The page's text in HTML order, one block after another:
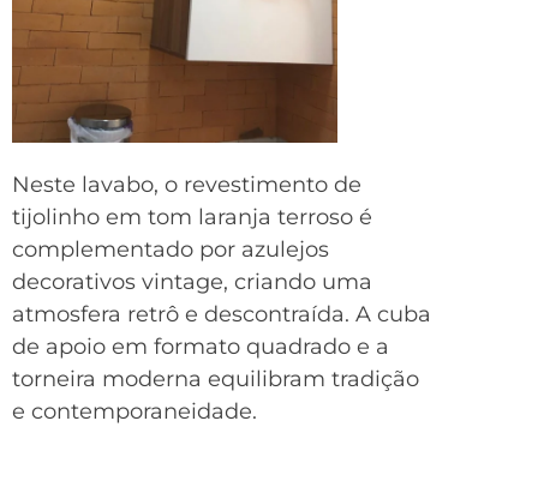
Neste lavabo, o revestimento de
tijolinho em tom laranja terroso é
complementado por azulejos
decorativos vintage, criando uma
atmosfera retrô e descontraída. A cuba
de apoio em formato quadrado e a
torneira moderna equilibram tradição
e contemporaneidade.